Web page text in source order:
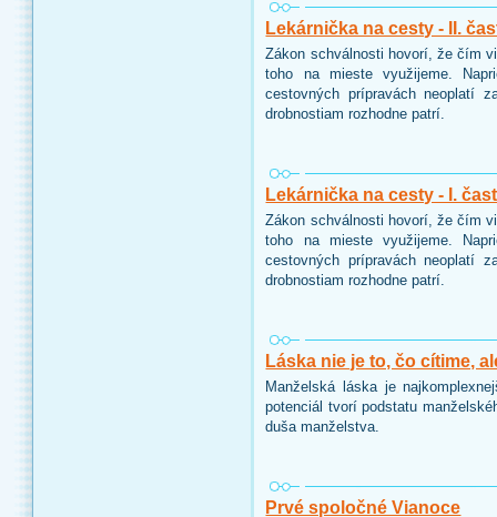
Lekárnička na cesty - II.
Zákon schválnosti hovorí, že čím
toho na mieste využijeme.
cestovných prípravách neoplatí
drobnostiam rozhodne patrí.
Lekárnička na cesty - I.
Zákon schválnosti hovorí, že čím
toho na mieste využijeme.
cestovných prípravách neoplatí
drobnostiam rozhodne patrí.
Láska nie je to, čo cítime,
Manželská láska je
potenciál tvorí podstatu
duša manželstva.
Prvé spoločné Vianoce